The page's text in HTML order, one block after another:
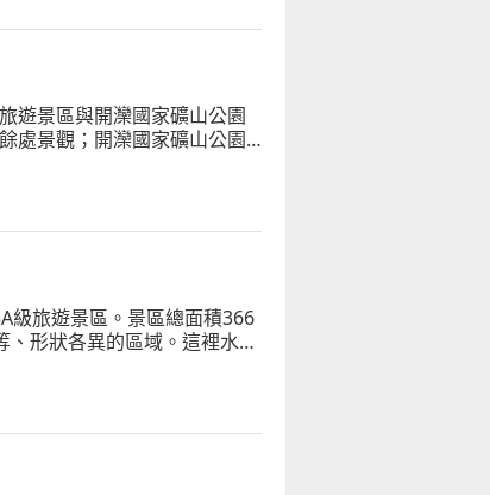
遊景區與開灤國家礦山公園
處景觀；開灤國家礦山公園
級旅遊景區。景區總面積366
形狀各異的區域。這裡水產